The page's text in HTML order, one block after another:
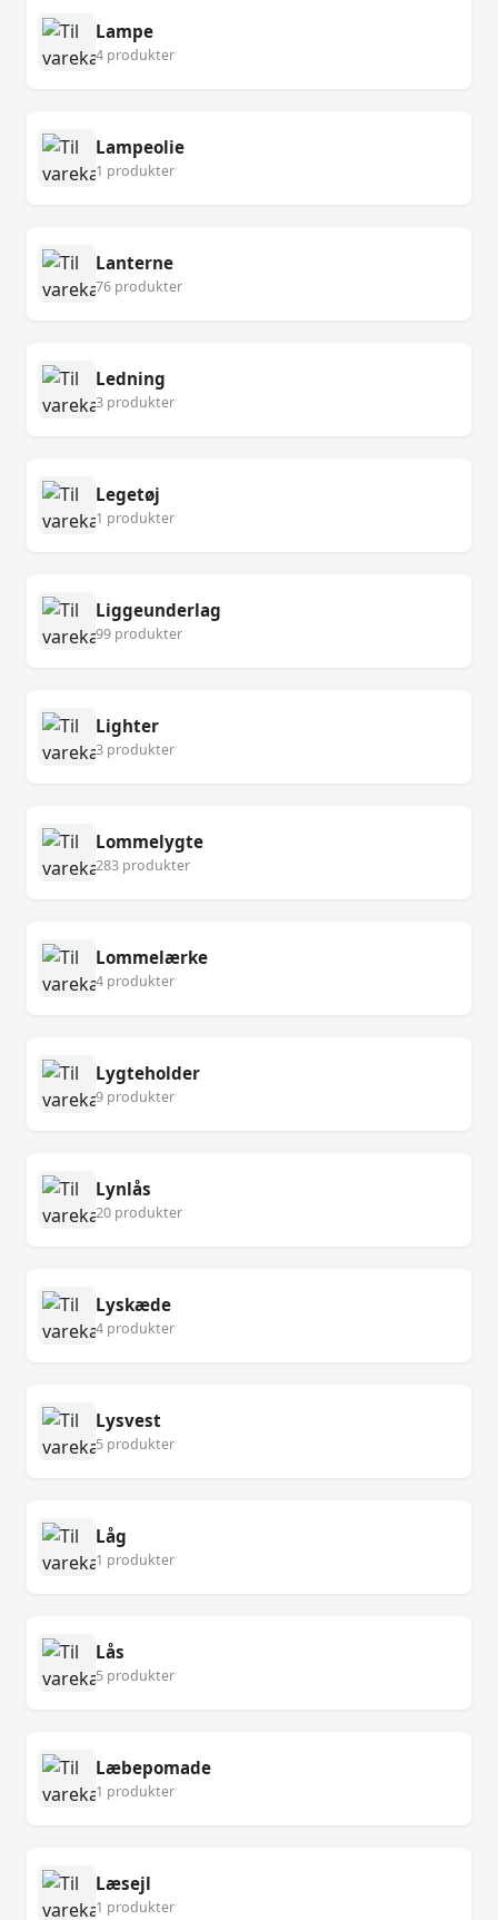
Lampe
4 produkter
Lampeolie
1 produkter
Lanterne
76 produkter
Ledning
3 produkter
Legetøj
1 produkter
Liggeunderlag
99 produkter
Lighter
3 produkter
Lommelygte
283 produkter
Lommelærke
4 produkter
Lygteholder
9 produkter
Lynlås
20 produkter
Lyskæde
4 produkter
Lysvest
5 produkter
Låg
1 produkter
Lås
5 produkter
Læbepomade
1 produkter
Læsejl
1 produkter